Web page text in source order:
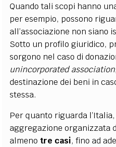
Quando tali scopi hanno
per esempio, possono
all’associazione non siano
Sotto un profilo giuridico,
sorgono nel caso di
unincorporated association
destinazione dei beni in
stessa.
Per quanto riguarda
aggregazione organizzata
almeno tre casi, fino ad